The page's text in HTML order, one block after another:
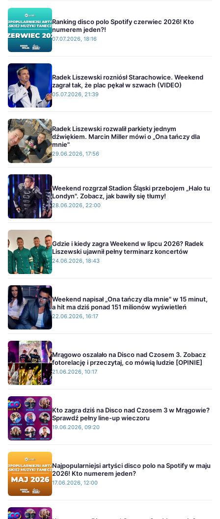
Ranking disco polo Spotify czerwiec 2026! Kto
numerem jeden?!
07.07.2026, 18:16
Radek Liszewski rozniósł Starachowice. Weekend
zagrał tak, że plac pękał w szwach (VIDEO)
05.07.2026, 21:39
Radek Liszewski rozwalił parkiety jednym
dźwiękiem. Marcin Miller mówi o „Ona tańczy dla
mnie"
29.06.2026, 17:56
Weekend rozgrzał Stadion Śląski przebojem „Halo tu
Londyn". Zobacz, jak bawiły się tłumy!
28.06.2026, 22:00
Gdzie i kiedy zagra Weekend w lipcu 2026? Radek
Liszewski ujawnił pełny terminarz koncertów
24.06.2026, 18:43
Weekend napisał „Ona tańczy dla mnie" w 15 minut,
a hit ma dziś ponad 151 milionów wyświetleń
22.06.2026, 16:17
Mrągowo oszalało na Disco nad Czosem 3. Zobacz
fotorelację i przeczytaj, co mówią ludzie [OPINIE]
21.06.2026, 10:17
Kto zagra dziś na Disco nad Czosem 3 w Mrągowie?
Sprawdź pełny line-up wieczoru
19.06.2026, 09:20
Najpopularniejsi artyści disco polo na Spotify w maju
2026! Kto numerem jeden?
17.06.2026, 12:00